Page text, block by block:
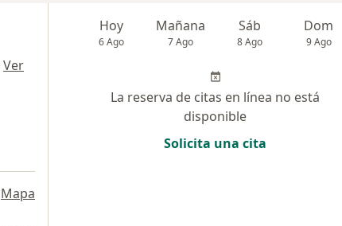
Ver
Mapa
Hoy
6 Ago
Mañana
7 Ago
Sáb
8 Ago
Dom
9 Ago
La reserva de citas en línea no está
disponible
Solicita una cita